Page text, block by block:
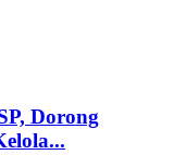
Dorong